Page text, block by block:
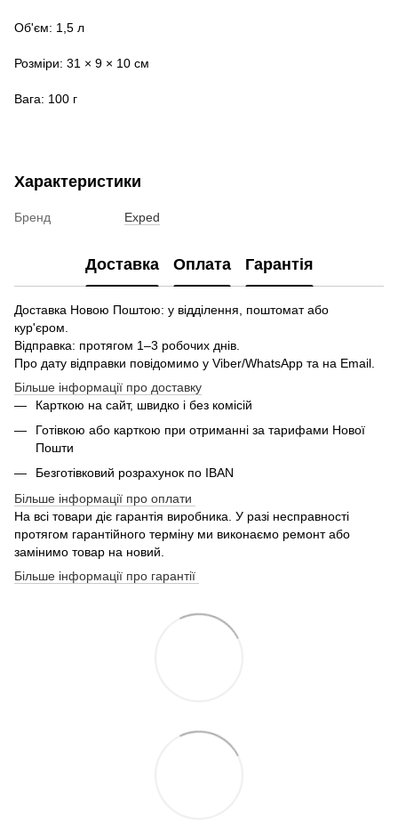
Об'єм: 1,5 л
Розміри: 31 × 9 × 10 см
Вага: 100 г
Характеристики
Бренд Exped
Доставка Оплата Гарантія
Доставка Новою Поштою: у відділення, поштомат або
кур'єром.
Відправка: протягом 1–3 робочих днів.
Про дату відправки повідомимо у Viber/WhatsApp та на Email.
Більше інформації про доставку
Карткою на сайт, швидко і без комісій
Готівкою або карткою при отриманні за тарифами Нової
Пошти
Безготівковий розрахунок по IBAN
Більше інформації про оплати
На всі товари діє гарантія виробника. У разі несправності
протягом гарантійного терміну ми виконаємо ремонт або
замінимо товар на новий.
Більше інформації про гарантії